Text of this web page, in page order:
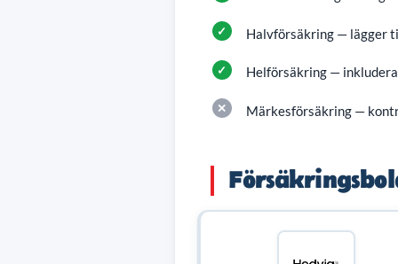
Halvförsäkring — lägger
Helförsäkring —
Märkesförsäkring —